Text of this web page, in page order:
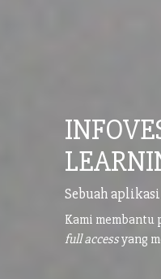
Sebuah
Kami membantu
full accessyang